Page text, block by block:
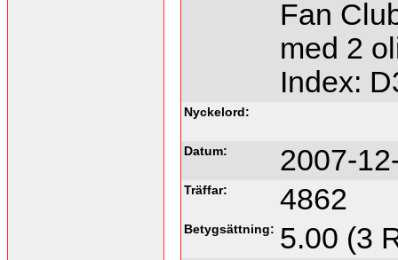
Fan
med 2
Index:
Nyckelord:
Datum: 2007-
Träffar: 4862
Betygsättning: 5.00 (3